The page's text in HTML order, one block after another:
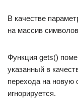
В качестве
на массив
Функция gets()
указанный в
перехода на новую
игнорируется.